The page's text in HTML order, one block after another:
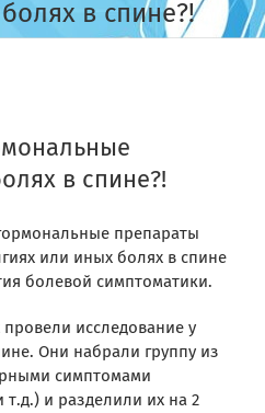
в спине?!
в спине?!
препараты
или иных болях в спине
болевой симптоматики.
исследование у
Они набрали группу из
симптомами
и разделили их на 2